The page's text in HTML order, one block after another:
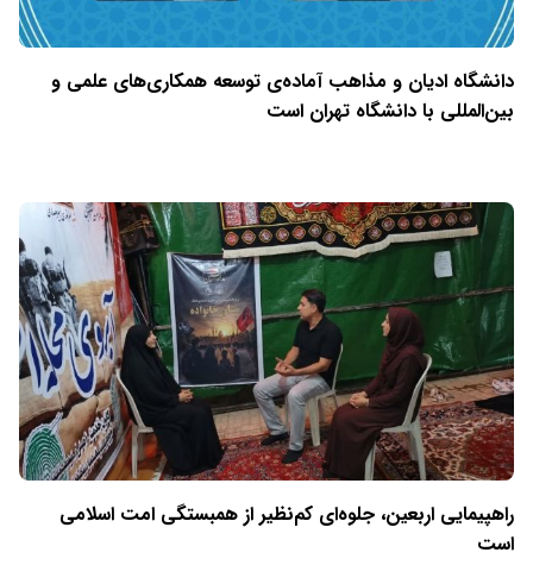
دانشگاه ادیان و مذاهب آماده‌ی توسعه همکاری‌های علمی و
بین‌المللی با دانشگاه تهران است
راهپیمایی اربعین، جلوه‌ای کم‌نظیر از همبستگی امت اسلامی
است